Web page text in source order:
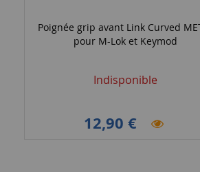
Poignée grip avant Link Curved
pour M-Lok et Keymod
Indisponible
12,90 €